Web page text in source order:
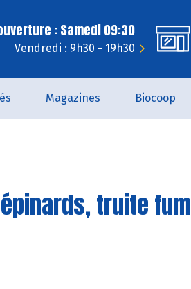
: Samedi 09:30
Vendredi : 9h30 - 19h30
Magazines Biocoop
truite